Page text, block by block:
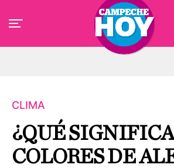
CLIMA
¿QUÉ
COLORES DE